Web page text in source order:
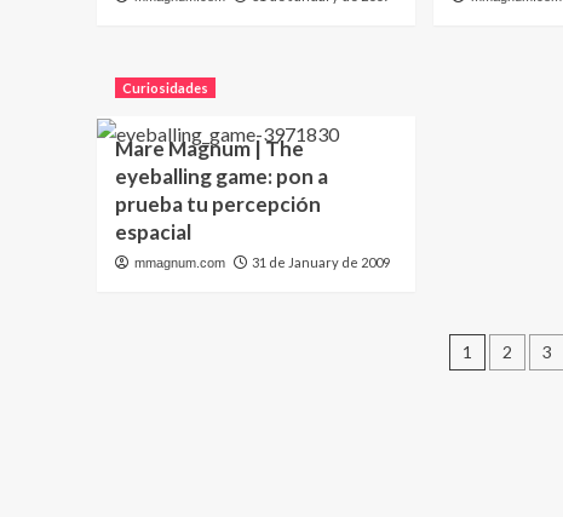
Curiosidades
Mare Magnum | The
eyeballing game: pon a
prueba tu percepción
espacial
mmagnum.com 31 de January de 2009
Posts
1 2 3